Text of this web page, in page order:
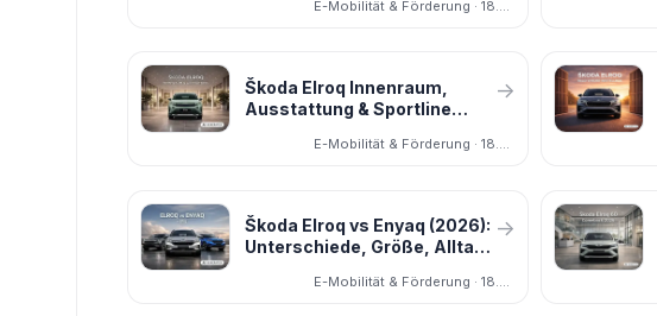
und was ist realistisch?
E-Mobilität & Förderung · 18.03.2026
Škoda Elroq Innenraum,
Ausstattung & Sportline
und was lohnt sich?
→
E-Mobilität & Förderung · 18.03.2026
Škoda Elroq vs Enyaq (2026):
Unterschiede, Größe, Alltag
Škoda Epiq?
→
E-Mobilität & Förderung · 18.03.2026